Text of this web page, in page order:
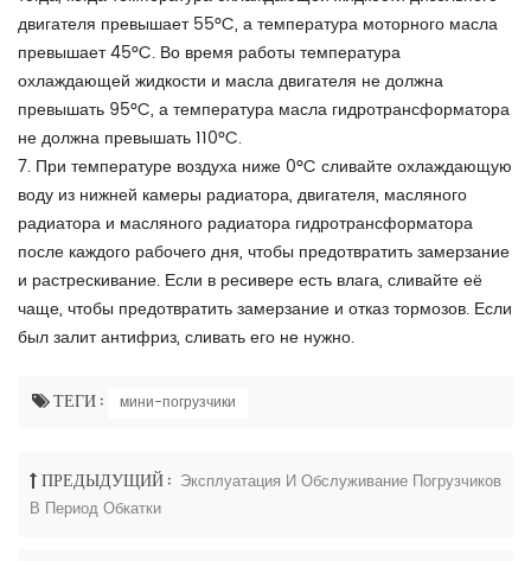
двигателя превышает 55°C, а температура моторного масла
превышает 45°C. Во время работы температура
охлаждающей жидкости и масла двигателя не должна
превышать 95°C, а температура масла гидротрансформатора
не должна превышать 110°C.
7. При температуре воздуха ниже 0°C сливайте охлаждающую
воду из нижней камеры радиатора, двигателя, масляного
радиатора и масляного радиатора гидротрансформатора
после каждого рабочего дня, чтобы предотвратить замерзание
и растрескивание. Если в ресивере есть влага, сливайте её
чаще, чтобы предотвратить замерзание и отказ тормозов. Если
был залит антифриз, сливать его не нужно.
ТЕГИ : мини-погрузчики
ПРЕДЫДУЩИЙ : Эксплуатация И Обслуживание Погрузчиков
В Период Обкатки